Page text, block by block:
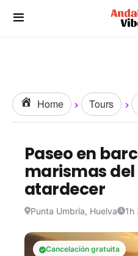
Home Tours
Paseo en
marismas del
atardecer
Punta Umbría, Huelva 1h
Cancelación gratuita